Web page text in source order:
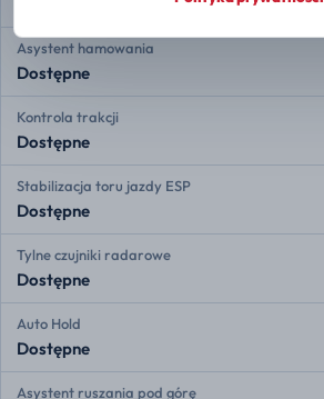
Asystent hamowania
Dostępne
Kontrola trakcji
Dostępne
Stabilizacja toru jazdy ESP
Dostępne
Tylne czujniki radarowe
Dostępne
Auto Hold
Dostępne
Asystent ruszania pod górę